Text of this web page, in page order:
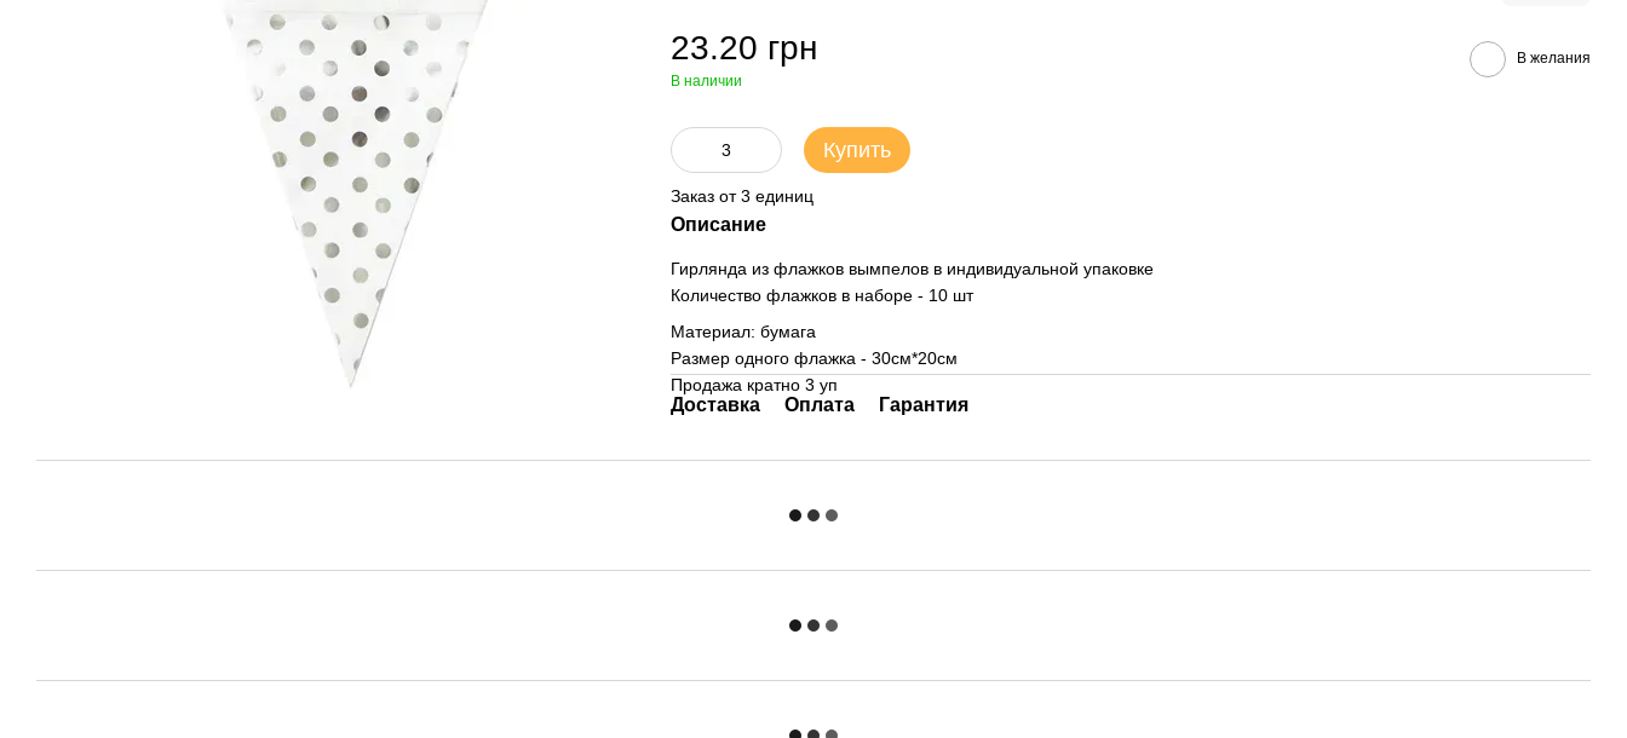
23.20 грн
В наличии
В желания
Купить
Заказ от 3 единиц
Описание
Гирлянда из флажков вымпелов в индивидуальной упаковке
Количество флажков в наборе - 10 шт
Материал: бумага
Размер одного флажка - 30см*20см
Продажа кратно 3 уп
Доставка Оплата Гарантия